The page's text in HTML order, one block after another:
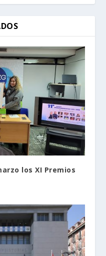
los XI Premios